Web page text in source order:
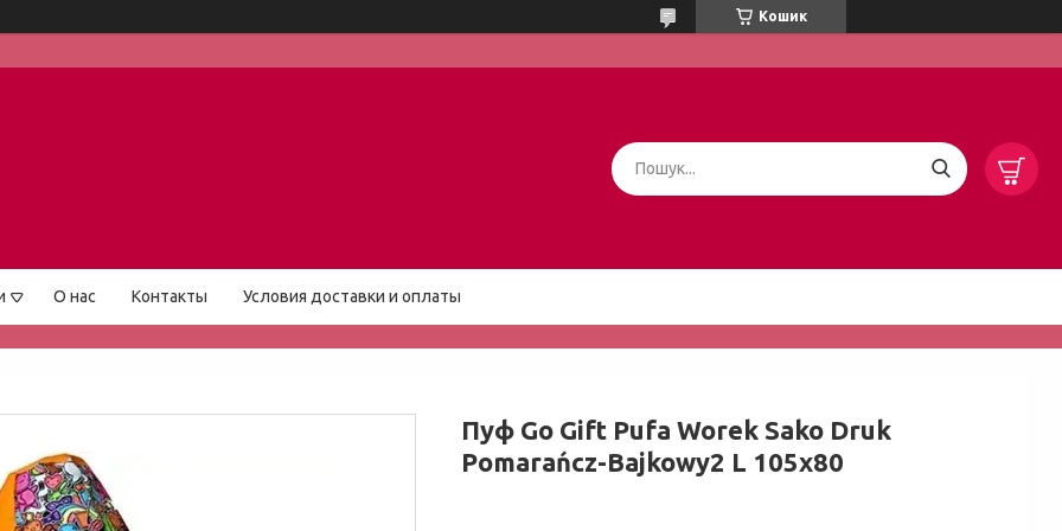
Кошик
О нас Контакты Условия доставки и оплаты
Пуф Go Gift Pufa Worek Sako Druk
Pomarańcz-Bajkowy2 L 105x80